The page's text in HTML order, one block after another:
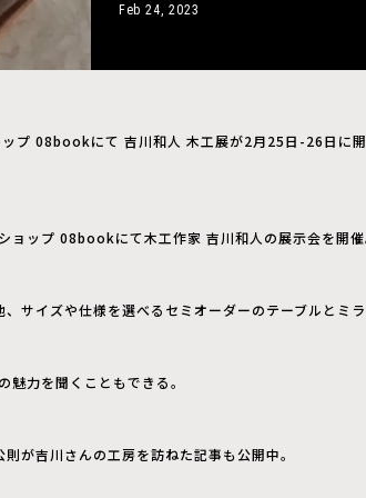
Feb 24, 2023
プ 08bookにて 吉川和人 木工展が2月25日-26日に
ップ 08bookにて木工作家 吉川和人の展示会を開催
サイズや仕様を選べるセミオーダーのテーブルとミラ
力を聞くこともできる。
吉川さんの工房を訪ねた記事も公開中。